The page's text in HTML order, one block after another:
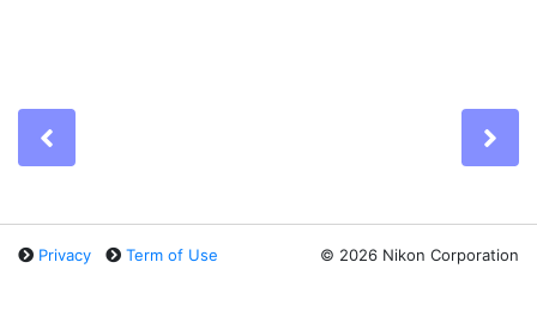
Privacy Term of Use © 2026 Nikon Corporation